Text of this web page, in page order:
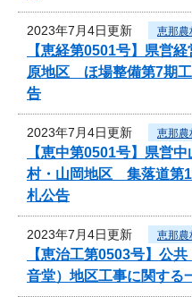
2023年7月4日更新 恵那農
【恵経第0501号】県営
原地区 ほ場整備第7期
告
2023年7月4日更新 恵那農
【恵中第0501号】県営
村・山岡地区 集落道第1
札公告
2023年7月4日更新 恵那農
【恵治工第0503号】
音堂）地区工事に関する